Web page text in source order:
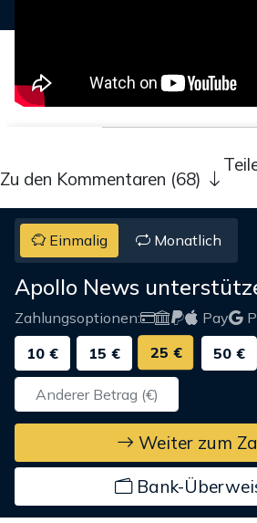
Zu den Kommentaren (68)
Einmalig Monatlich
Apollo News
Zahlungsoptionen: Pay
10 €
15 € 25 € 50 €
Weiter zum
Bank-